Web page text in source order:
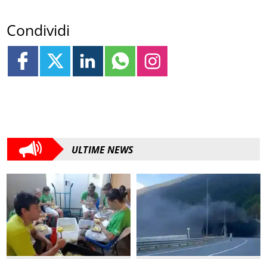
Condividi
ULTIME NEWS